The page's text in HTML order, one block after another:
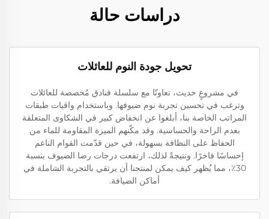
دراسات حالة
تحويل جودة النوم للعائلات
في مشروعٍ حديث، تعاونّا مع سلسلة فنادق مُخصصة للعائلات
وترغب في تحسين تجربة نوم ضيوفها. وباستخدام واقيات طبقات
المراتب الخاصة بنا، أبلغوا عن انخفاض كبير في الشكاوى المتعلقة
بعدم الراحة والحساسية. وقد مكّنهم الميزة المقاومة للماء من
الحفاظ على النظافة بسهولة، في حين قدّمت القوام الناعم
إحساسًا فاخرًا. ونتيجةً لذلك، ارتفعت درجات رضا الضيوف بنسبة
30٪، مما يُظهر كيف يمكن لمنتجنا أن يرتقي بالتجربة الشاملة في
أماكن الضيافة.